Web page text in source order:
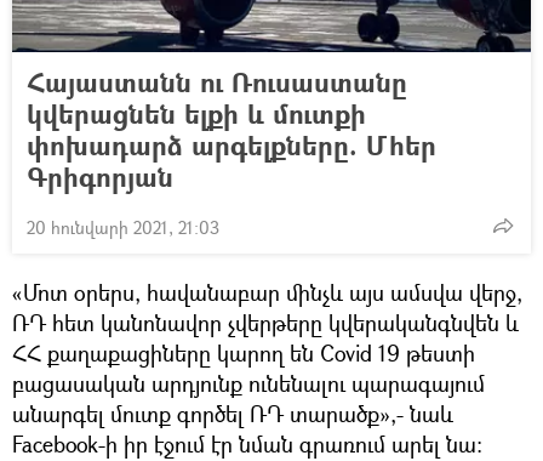
Հայաստանն ու Ռուսաստանը
կվերացնեն ելքի և մուտքի
փոխադարձ արգելքները. Մհեր
Գրիգորյան
20 հունվարի 2021, 21:03
«Մոտ օրերս, հավանաբար մինչև այս ամսվա վերջ,
ՌԴ հետ կանոնավոր չվերթերը կվերականգնվեն և
ՀՀ քաղաքացիները կարող են Covid 19 թեստի
բացասական արդյունք ունենալու պարագայում
անարգել մուտք գործել ՌԴ տարածք»,- նաև
Facebook-ի իր էջում էր նման գրառում արել նա։